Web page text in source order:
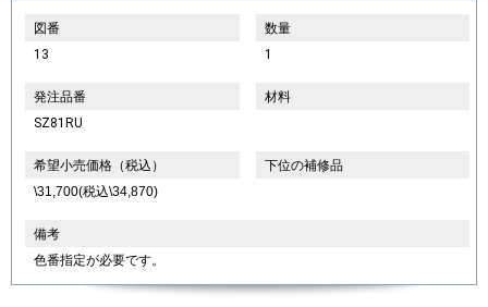
図番
13
数量
1
発注品番
SZ81RU
材料
希望小売価格（税込）
\31,700(税込\34,870)
下位の補修品
備考
色番指定が必要です。